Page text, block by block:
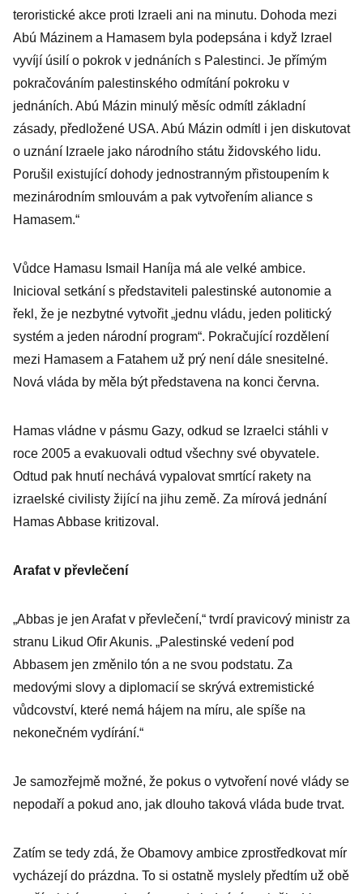
teroristické akce proti Izraeli ani na minutu. Dohoda mezi
Abú Mázinem a Hamasem byla podepsána i když Izrael
vyvíjí úsilí o pokrok v jednáních s Palestinci. Je přímým
pokračováním palestinského odmítání pokroku v
jednáních. Abú Mázin minulý měsíc odmítl základní
zásady, předložené USA. Abú Mázin odmítl i jen diskutovat
o uznání Izraele jako národního státu židovského lidu.
Porušil existující dohody jednostranným přistoupením k
mezinárodním smlouvám a pak vytvořením aliance s
Hamasem.“
Vůdce Hamasu Ismail Haníja má ale velké ambice.
Inicioval setkání s představiteli palestinské autonomie a
řekl, že je nezbytné vytvořit „jednu vládu, jeden politický
systém a jeden národní program“. Pokračující rozdělení
mezi Hamasem a Fatahem už prý není dále snesitelné.
Nová vláda by měla být představena na konci června.
Hamas vládne v pásmu Gazy, odkud se Izraelci stáhli v
roce 2005 a evakuovali odtud všechny své obyvatele.
Odtud pak hnutí nechává vypalovat smrtící rakety na
izraelské civilisty žijící na jihu země. Za mírová jednání
Hamas Abbase kritizoval.
Arafat v převlečení
„Abbas je jen Arafat v převlečení,“ tvrdí pravicový ministr za
stranu Likud Ofir Akunis. „Palestinské vedení pod
Abbasem jen změnilo tón a ne svou podstatu. Za
medovými slovy a diplomacií se skrývá extremistické
vůdcovství, které nemá hájem na míru, ale spíše na
nekonečném vydírání.“
Je samozřejmě možné, že pokus o vytvoření nové vlády se
nepodaří a pokud ano, jak dlouho taková vláda bude trvat.
Zatím se tedy zdá, že Obamovy ambice zprostředkovat mír
vycházejí do prázdna. To si ostatně myslely předtím už obě